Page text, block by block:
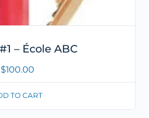
– École ABC
$100.00
TO CART